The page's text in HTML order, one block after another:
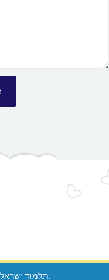
© 2019 תלמוד ישראלי. כל הזכויות שמורות.